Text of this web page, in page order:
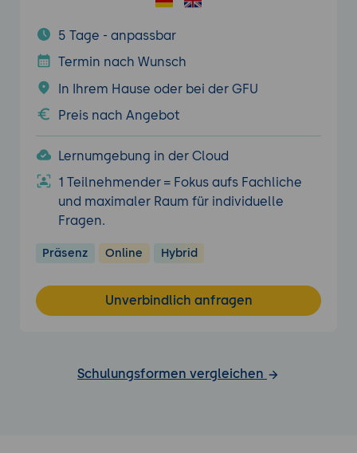
5 Tage - anpassbar
Termin nach Wunsch
In Ihrem Hause oder bei der GFU
Preis nach Angebot
Lernumgebung in der Cloud
1 Teilnehmender = Fokus aufs Fachliche
und maximaler Raum für individuelle
Fragen.
Präsenz Online Hybrid
Unverbindlich anfragen
Schulungsformen vergleichen